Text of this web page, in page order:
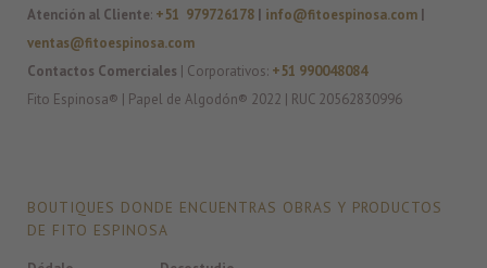
Atención al Cliente: +51 979726178 info@fitoespinosa.com
ventas@fitoespinosa.com
Contactos Comerciales
| Corporativos: +51 990048084
Fito Espinosa® | Papel de Algodón® 2022 | RUC 20562830996
BOUTIQUES DONDE ENCUENTRAS OBRAS Y PRODUCTOS
DE FITO ESPINOSA